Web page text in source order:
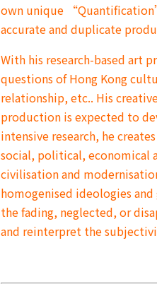
own unique
accurate and duplicate
With his research-based art
questions of Hong Kong
relationship, etc.. His
production is expected to
intensive research, he
social, political, economical
civilisation and
homogenised ideologies
the fading, neglected, or
and reinterpret the